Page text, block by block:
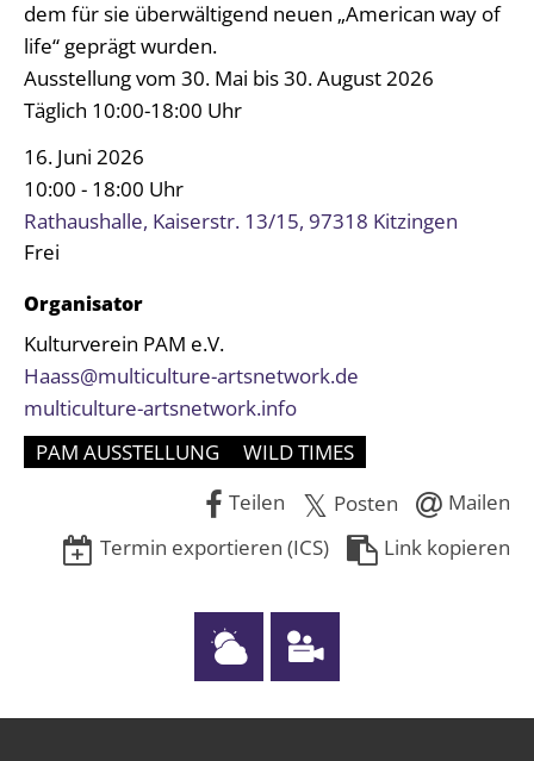
dem für sie überwältigend neuen „American way of
life“ geprägt wurden.
Ausstellung vom 30. Mai bis 30. August 2026
Täglich 10:00-18:00 Uhr
Datum:
16. Juni 2026
Uhrzeit:
10:00 - 18:00 Uhr
Rathaushalle, Kaiserstr. 13/15, 97318 Kitzingen
Frei
Organisator
Kulturverein PAM e.V.
Haass@multiculture-artsnetwork.de
multiculture-artsnetwork.info
PAM AUSSTELLUNG
WILD TIMES
Teilen
Posten
Mailen
Termin exportieren (ICS)
Link kopieren